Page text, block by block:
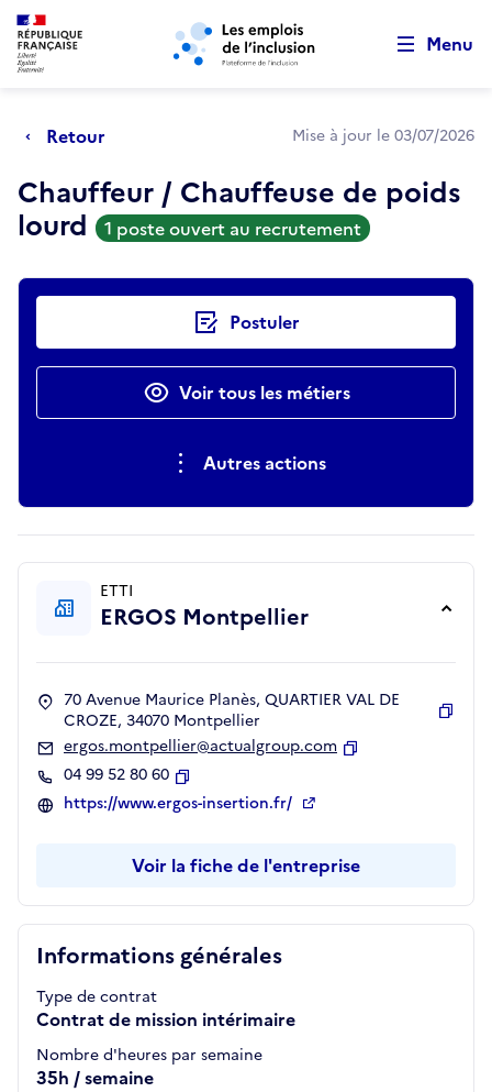
Aller au menu principal Aller au contenu principal
Menu
Retour Mise à jour le 03/07/2026
Chauffeur / Chauffeuse de poids
lourd 1 poste ouvert au recrutement
Actions rapides Postuler
Voir tous les métiers
Autres actions
Informations générales
Type de contrat
Contrat de mission intérimaire
Nombre d'heures par semaine
35h / semaine
ETTI
ERGOS Montpellier
70 Avenue Maurice Planès, QUARTIER VAL DE
CROZE, 34070 Montpellier
ergos.montpellier@actualgroup.com
04 99 52 80 60
Copier
https://www.ergos-insertion.fr/
Voir la fiche de l'entreprise
Retour au début de la page
Panneau de gestion des cookies